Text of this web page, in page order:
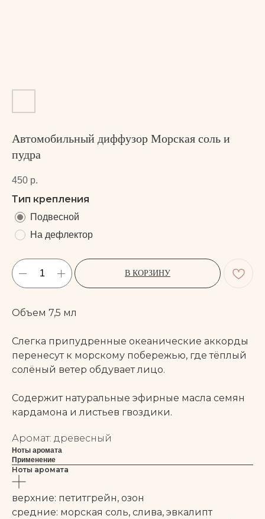
Автомобильный диффузор Морская соль и
пудра
450 р.
Тип крепления
Подвесной
На дефлектор
В КОРЗИНУ
Объем 7,5 мл
Слегка припудренные океанические аккорды
перенесут к морскому побережью, где тёплый
солёный ветер обдувает лицо.
Содержит натуральные эфирные масла семян
кардамона и листьев гвоздики.
Аромат: древесный
Ноты аромата
Применение
Ноты аромата
верхние: петитгрейн, озон
средние: морская соль, слива, эвкалипт